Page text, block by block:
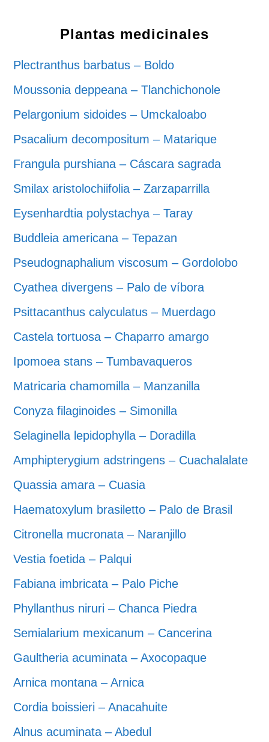
Plantas medicinales
Plectranthus barbatus – Boldo
Moussonia deppeana – Tlanchichonole
Pelargonium sidoides – Umckaloabo
Psacalium decompositum – Matarique
Frangula purshiana – Cáscara sagrada
Smilax aristolochiifolia – Zarzaparrilla
Eysenhardtia polystachya – Taray
Buddleia americana – Tepazan
Pseudognaphalium viscosum – Gordolobo
Cyathea divergens – Palo de víbora
Psittacanthus calyculatus – Muerdago
Castela tortuosa – Chaparro amargo
Ipomoea stans – Tumbavaqueros
Matricaria chamomilla – Manzanilla
Conyza filaginoides – Simonilla
Selaginella lepidophylla – Doradilla
Amphipterygium adstringens – Cuachalalate
Quassia amara – Cuasia
Haematoxylum brasiletto – Palo de Brasil
Citronella mucronata – Naranjillo
Vestia foetida – Palqui
Fabiana imbricata – Palo Piche
Phyllanthus niruri – Chanca Piedra
Semialarium mexicanum – Cancerina
Gaultheria acuminata – Axocopaque
Arnica montana – Arnica
Cordia boissieri – Anacahuite
Alnus acuminata – Abedul